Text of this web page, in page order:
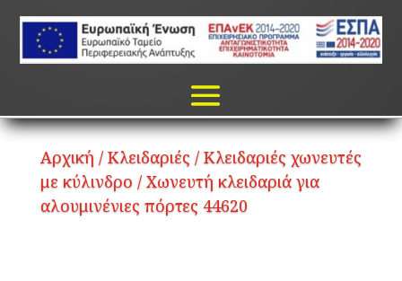
Αρχική / Κλειδαριές / Κλειδαριές χωνευτές
με κύλινδρο / Χωνευτή κλειδαριά για
αλουμινένιες πόρτες 44620